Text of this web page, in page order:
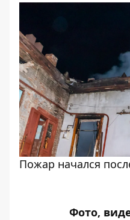
Пожар начался
Фото,